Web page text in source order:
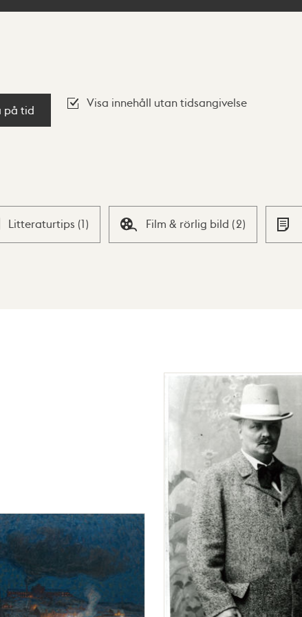
på tid
Visa innehåll utan tidsangivelse
Litteraturtips (1) Film & rörlig bild (2)